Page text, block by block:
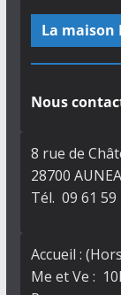
La maison
Nous
8 rue de
28700
Tél. 09 61 59
Accueil :
Me et Ve :